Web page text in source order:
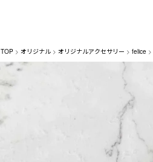
TOP オリジナル オリジナルアクセサリー felice